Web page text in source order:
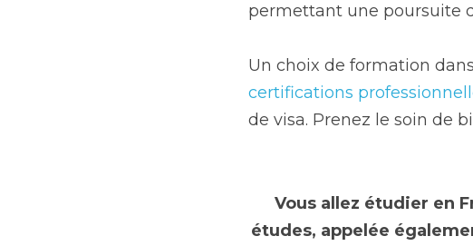
permettant une poursuite
Un choix de formation
certifications
de visa. Prenez le soin de
Vous allez étudier en
études, appelée